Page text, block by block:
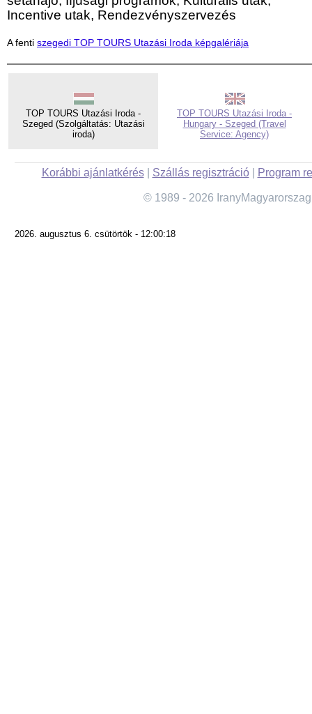
Incentive utak, Rendezvényszervezés
A fenti szegedi TOP TOURS Utazási Iroda képgalériája
TOP TOURS Utazási Iroda -
Szeged (Szolgáltatás: Utazási
iroda)
TOP TOURS Utazási Iroda -
Hungary - Szeged (Travel
Service: Agency)
Korábbi ajánlatkérés| Szállás regisztráció| Program
© 1989 - 2026
2026. augusztus 6. csütörtök - 12:00:18